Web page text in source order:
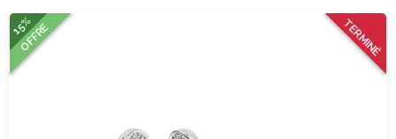
TERMINÉ
15%
OFFRE